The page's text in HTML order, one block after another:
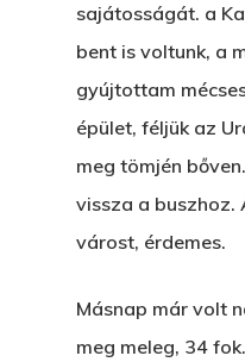
sajátosságát. a
bent is voltunk, a
gyújtottam
épület, féljük az
meg tömjén
vissza a buszhoz.
várost, érdemes.
Másnap már volt
meg meleg, 34